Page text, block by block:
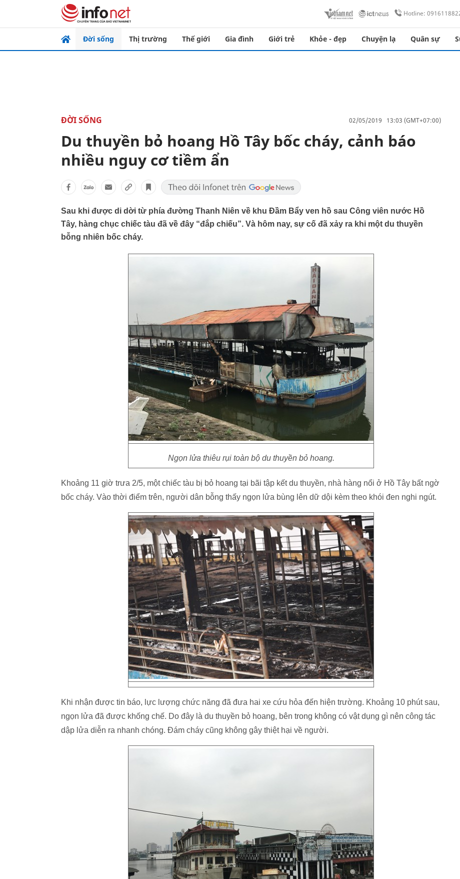
Hotline:
Đời sống Thị trường Thế giới Gia đình Giới trẻ Khỏe - đẹp Chuyện lạ Quân sự
ĐỜI SỐNG 02/05/2019 13:03 (GMT+07:00)
Du thuyền bỏ hoang Hồ Tây bốc cháy, cảnh báo
nhiều nguy cơ tiềm ẩn
Sau khi được di dời từ phía đường Thanh Niên về khu Đầm Bẩy ven hồ sau Công viên nước Hồ
Tây, hàng chục chiếc tàu đã về đây “đắp chiếu”. Và hôm nay, sự cố đã xảy ra khi một du thuyền
bỗng nhiên bốc cháy.
Ngọn lửa thiêu rụi toàn bộ du thuyền bỏ hoang.
Khoảng 11 giờ trưa 2/5, một chiếc tàu bị bỏ hoang tại bãi tập kết du thuyền, nhà hàng nổi ở Hồ Tây bất ngờ
bốc cháy. Vào thời điểm trên, người dân bỗng thấy ngọn lửa bùng lên dữ dội kèm theo khói đen nghi ngút.
Khi nhận được tin báo, lực lượng chức năng đã đưa hai xe cứu hỏa đến hiện trường. Khoảng 10 phút sau,
ngọn lửa đã được khống chế. Do đây là du thuyền bỏ hoang, bên trong không có vật dụng gì nên công tác
dập lửa diễn ra nhanh chóng. Đám cháy cũng không gây thiệt hại về người.